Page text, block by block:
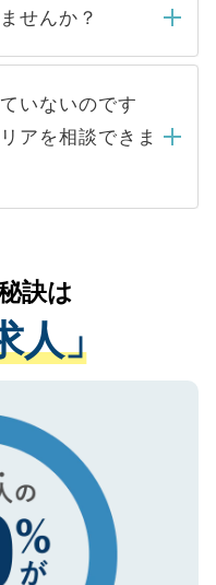
人気のある医療機
応募が殺到する場
件に合った人材の
するケースが増え
ら内定をいただい
ません。内定先へ
パートナーが行い
せんか？
とはありませんの
サイトからの登録
様の個人情報は、
および転職活動の
ます。お預かりし
タはご本人の許可
についての厳密な
者のみに付与され
を取得済みです。
ご安心ください。
いないのです
アを相談できま
機関の状況や紹介
切なアドバイスを
ぐにご転職をされ
ポートが可能です
さい。
訣は
人」